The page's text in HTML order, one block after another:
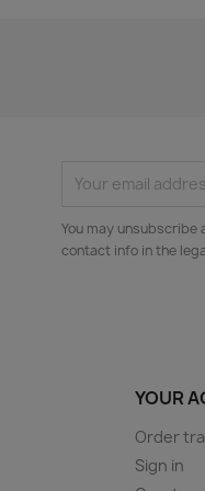
You may unsubscribe
contact info in the
YOUR
Order
Sign in